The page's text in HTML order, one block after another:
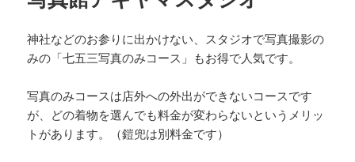
神社などのお参りに出かけない、スタジオで写真撮影の
みの「七五三写真のみコース」もお得で人気です。
写真のみコースは店外への外出ができないコースです
が、どの着物を選んでも料金が変わらないというメリッ
トがあります。（鎧兜は別料金です）